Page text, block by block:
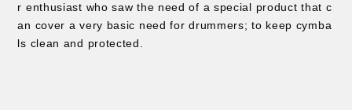
r enthusiast who saw the need of a special product that c
an cover a very basic need for drummers; to keep cymba
ls clean and protected.